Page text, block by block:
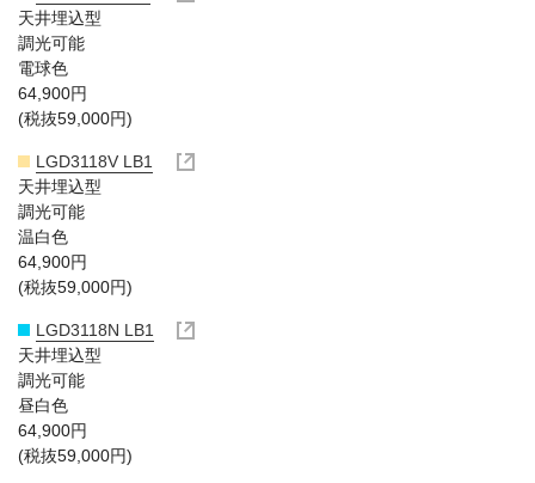
天井埋込型
調光可能
電球色
64,900円
(税抜59,000円)
LGD3118V LB1
天井埋込型
調光可能
温白色
64,900円
(税抜59,000円)
LGD3118N LB1
天井埋込型
調光可能
昼白色
64,900円
(税抜59,000円)